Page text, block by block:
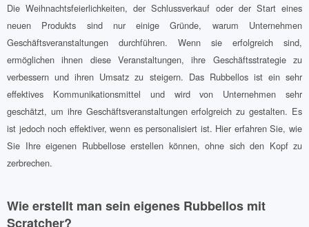
Die Weihnachtsfeierlichkeiten, der Schlussverkauf oder der Start eines
neuen Produkts sind nur einige Gründe, warum Unternehmen
Geschäftsveranstaltungen durchführen. Wenn sie erfolgreich sind,
ermöglichen ihnen diese Veranstaltungen, ihre Geschäftsstrategie zu
verbessern und ihren Umsatz zu steigern. Das Rubbellos ist ein sehr
effektives Kommunikationsmittel und wird von Unternehmen sehr
geschätzt, um ihre Geschäftsveranstaltungen erfolgreich zu gestalten. Es
ist jedoch noch effektiver, wenn es personalisiert ist. Hier erfahren Sie, wie
Sie Ihre eigenen Rubbellose erstellen können, ohne sich den Kopf zu
zerbrechen.
Wie erstellt man sein eigenes Rubbellos mit
Scratcher?